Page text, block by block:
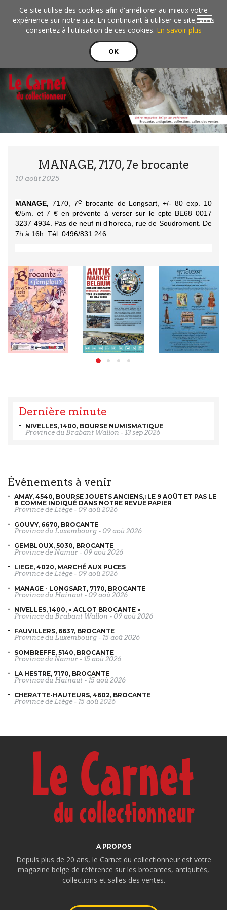
Aller au contenu principal
Ce site utilise des cookies afin d'améliorer au mieux votre
expérience sur notre site. En continuant à utiliser ce site, vous
consentez à l'utilisation de ces cookies. En savoir plus
OK
Toggle
MANAGE, 7170, 7e brocante
10 août 2025
MANAGE, 7170, 7e brocante de Longsart, +/- 80 exp. 10
€/5m. et 7 € en prévente à verser sur le cpte BE68 0017
3237 4934. Pas de neuf ni d’horeca, rue de Soudromont. De
7h à 16h. Tél. 0496/831 246
Dernière minute
NIVELLES, 1400, BOURSE NUMISMATIQUE
Province du Brabant Wallon - 13 sep 2026
événements à venir
AMAY, 4540, BOURSE JOUETS ANCIENS,: LE 9 AOÛT ET PAS LE
8 COMME INDIQUÉ DANS NOTRE REVUE PAPIER
Province de Liège - 09 aoû 2026
GOUVY, 6670, BROCANTE
Province du Luxembourg - 09 aoû 2026
GEMBLOUX, 5030, BROCANTE
Province de Namur - 09 aoû 2026
LIEGE, 4020, MARCHÉ AUX PUCES
Province de Liège - 09 aoû 2026
MANAGE - LONGSART, 7170, BROCANTE
Province du Hainaut - 09 aoû 2026
NIVELLES, 1400, « ACLOT BROCANTE »
Province du Brabant Wallon - 09 aoû 2026
FAUVILLERS, 6637, BROCANTE
Province du Luxembourg - 15 aoû 2026
SOMBREFFE, 5140, BROCANTE
Province de Namur - 15 aoû 2026
LA HESTRE, 7170, BROCANTE
Province du Hainaut - 15 aoû 2026
CHERATTE-HAUTEURS, 4602, BROCANTE
Province de Liège - 15 aoû 2026
A PROPOS
Depuis plus de 20 ans, le Carnet du collectionneur est votre
magazine belge de référence sur les brocantes, antiquités,
collections et salles des ventes.